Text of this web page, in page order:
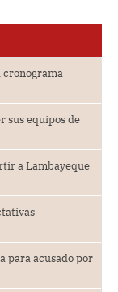
cronograma
sus equipos de
a Lambayeque
para acusado por